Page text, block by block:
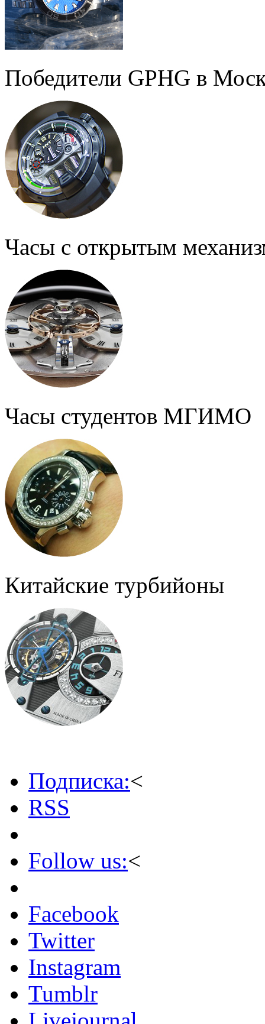
Победители GPHG в
Часы с открытым
Часы студентов МГИМО
Китайские турбийоны
Подписка:<
RSS
Follow us:<
Facebook
Twitter
Instagram
Tumblr